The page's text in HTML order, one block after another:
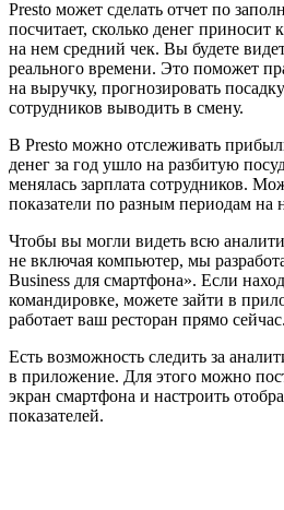
Presto может сделать отчет по
посчитает, сколько денег приносит
на нем средний чек. Вы будете
реального времени. Это поможет
на выручку, прогнозировать
сотрудников выводить в смену.
В Presto можно отслеживать
денег за год ушло на разбитую
менялась зарплата сотрудников.
показатели по разным периодам на
Чтобы вы могли видеть всю
не включая компьютер, мы
Business для смартфона». Если
командировке, можете зайти в
работает ваш ресторан прямо сейчас.
Есть возможность следить за
в приложение. Для этого можно
экран смартфона и настроить
показателей.